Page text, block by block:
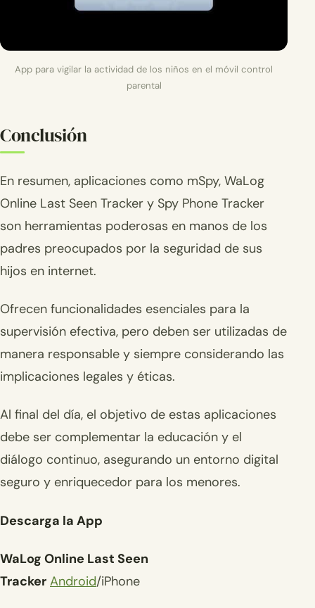
App para vigilar la actividad de los niños en el móvil control
parental
Conclusión
En resumen, aplicaciones como mSpy, WaLog
Online Last Seen Tracker y Spy Phone Tracker
son herramientas poderosas en manos de los
padres preocupados por la seguridad de sus
hijos en internet.
Ofrecen funcionalidades esenciales para la
supervisión efectiva, pero deben ser utilizadas de
manera responsable y siempre considerando las
implicaciones legales y éticas.
Al final del día, el objetivo de estas aplicaciones
debe ser complementar la educación y el
diálogo continuo, asegurando un entorno digital
seguro y enriquecedor para los menores.
Descarga la App
WaLog Online Last Seen
Tracker Android/iPhone